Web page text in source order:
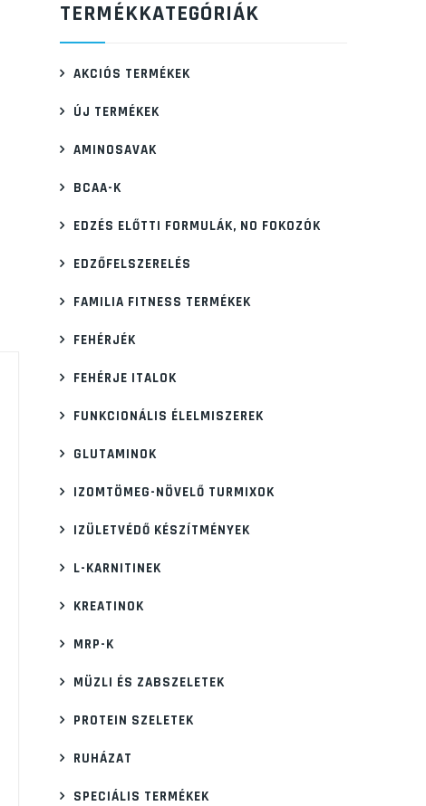
TERMÉKKATEGÓRIÁK
AKCIÓS TERMÉKEK
ÚJ TERMÉKEK
AMINOSAVAK
BCAA-K
EDZÉS ELŐTTI FORMULÁK, NO FOKOZÓK
EDZŐFELSZERELÉS
FAMILIA FITNESS TERMÉKEK
FEHÉRJÉK
FEHÉRJE ITALOK
FUNKCIONÁLIS ÉLELMISZEREK
GLUTAMINOK
IZOMTÖMEG-NÖVELŐ TURMIXOK
IZÜLETVÉDŐ KÉSZÍTMÉNYEK
L-KARNITINEK
KREATINOK
MRP-K
MÜZLI ÉS ZABSZELETEK
PROTEIN SZELETEK
RUHÁZAT
SPECIÁLIS TERMÉKEK